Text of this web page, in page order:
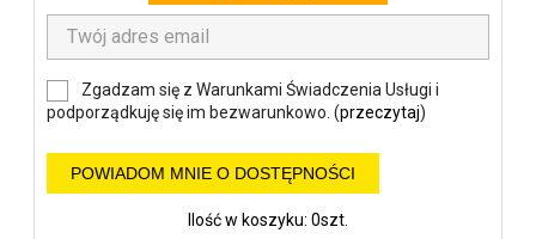
Zgadzam się z Warunkami Świadczenia Usługi i
podporządkuję się im bezwarunkowo. (przeczytaj)
POWIADOM MNIE O DOSTĘPNOŚCI
Ilość w koszyku: 0szt.